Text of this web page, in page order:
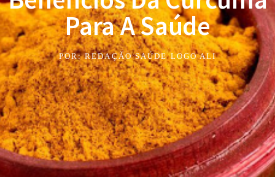
Para A Saúde
POR:REDAÇÃO SAÚDE LOGO ALI